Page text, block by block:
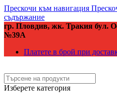
Прескочи към навигация
съдържание
гр. Пловдив, жк. Тракия бул.
№39А
Платете в брой при
Изберете категория